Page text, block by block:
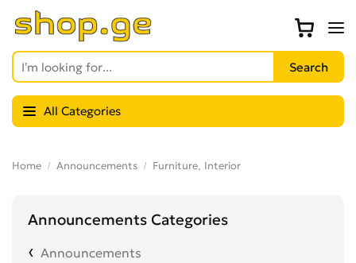
All Categories
Home Announcements Furniture, Interior
Announcements Categories
Announcements